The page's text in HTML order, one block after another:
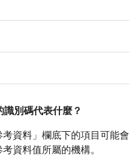
識別碼代表什麼？
資料」 欄底下的項目可能會
資料值所屬的機構。